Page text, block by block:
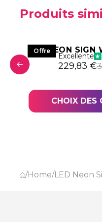
Produits
€.
€.
Offre
LED NEON SIGN
Excellente
Le prix
229,83 €
Le prix
CHOIX DES
/Home/LED Neon